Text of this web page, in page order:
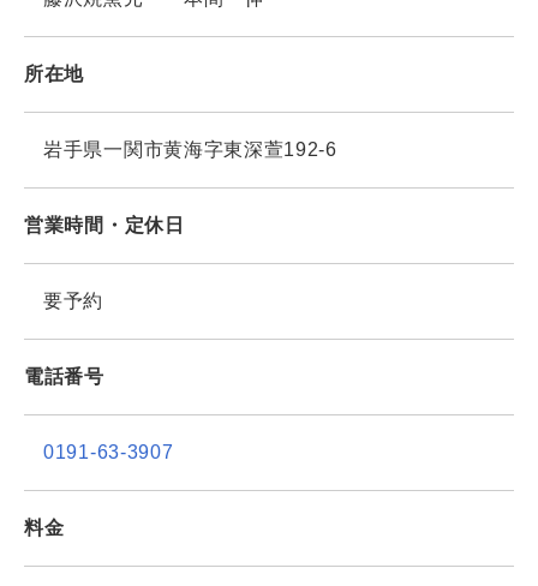
所在地
岩手県一関市黄海字東深萱192-6
営業時間・定休日
要予約
電話番号
0191-63-3907
料金